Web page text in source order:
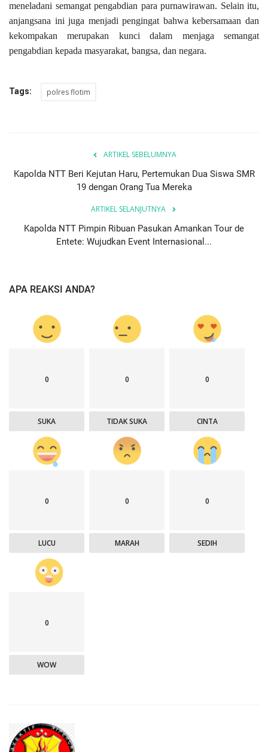
meneladani semangat pengabdian para purnawirawan. Selain itu,
anjangsana ini juga menjadi pengingat bahwa kebersamaan dan
kekompakan merupakan kunci dalam menjaga semangat
pengabdian kepada masyarakat, bangsa, dan negara.
Tags: polres flotim
ARTIKEL SEBELUMNYA
Kapolda NTT Beri Kejutan Haru, Pertemukan Dua Siswa SMR
19 dengan Orang Tua Mereka
ARTIKEL SELANJUTNYA
Kapolda NTT Pimpin Ribuan Pasukan Amankan Tour de
Entete: Wujudkan Event Internasional...
APA REAKSI ANDA?
0
SUKA
0
TIDAK SUKA
0
CINTA
0
LUCU
0
MARAH
0
SEDIH
0
WOW